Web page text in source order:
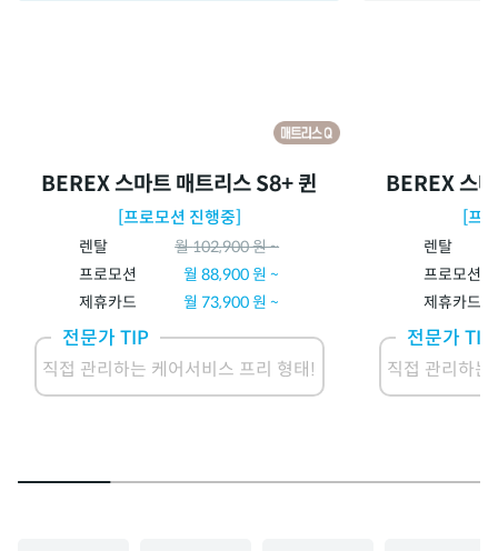
BEREX 스마트 매트리스 S8+ 퀸
[프로모션 진행중]
렌탈 월102,900원 ~
프로모션
월88,900원 ~
제휴카드
월 73,900원 ~
전문가 TIP
직접 관리하는 케어서비스 프리 형태!
BEREX 스
[프
렌탈
프로모션
제휴카드
전문가 TIP
직접 관리하